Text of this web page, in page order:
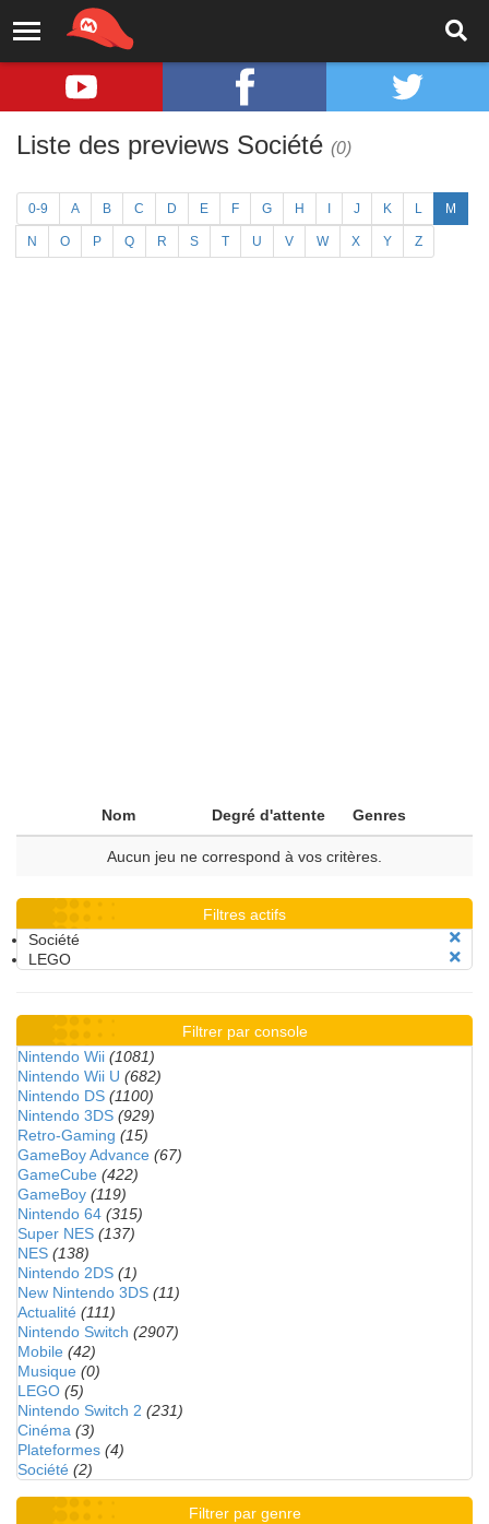
Liste des previews Société (0)
0-9 A B C D E F G H J K L M
N O P Q R S T U V W X Y Z
Nom Degré d'attente Genres
Aucun jeu ne correspond à vos critères.
Filtres actifs
Société
LEGO
Filtrer par console
Nintendo Wii (1081)
Nintendo Wii U (682)
Nintendo DS (1100)
Nintendo 3DS (929)
Retro-Gaming (15)
GameBoy Advance (67)
GameCube (422)
GameBoy (119)
Nintendo 64 (315)
Super NES (137)
NES (138)
Nintendo 2DS (1)
New Nintendo 3DS (11)
Actualité (111)
Nintendo Switch (2907)
Mobile (42)
Musique (0)
LEGO (5)
Nintendo Switch 2 (231)
Cinéma (3)
Plateformes (4)
Société (2)
Filtrer par genre